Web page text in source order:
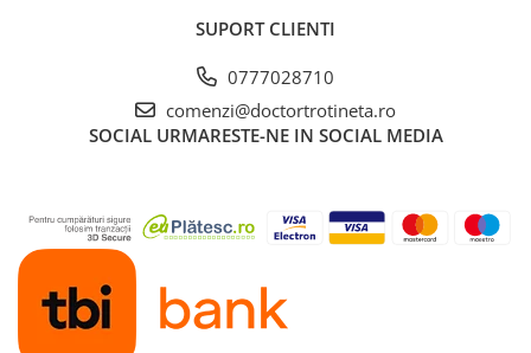
SUPORT CLIENTI
0777028710
comenzi@doctortrotineta.ro
SOCIAL URMARESTE-NE IN SOCIAL MEDIA